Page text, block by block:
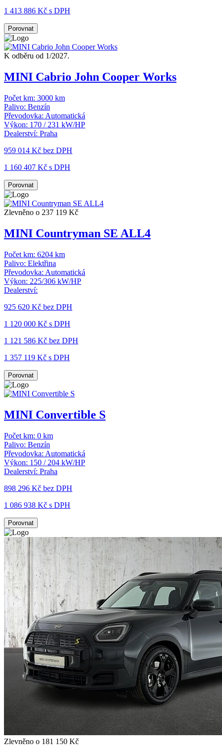
1 413 886 Kč s DPH
Porovnat
K odběru od 1/2027.
MINI Cabrio John Cooper Works
Počet km: 3000 km
Palivo: Benzín
Převodovka: Automatická
Výkon: 170 / 231 kW/HP
Dealerství: Praha
959 014 Kč bez DPH
1 160 407 Kč s DPH
Porovnat
Zlevněno o 237 119 Kč
MINI Countryman SE ALL4
Počet km: 6204 km
Palivo: Elektřina
Převodovka: Automatická
Výkon: 225/306 kW/HP
Dealerství:
925 620 Kč bez DPH
1 120 000 Kč s DPH
1 121 586 Kč bez DPH
1 357 119 Kč s DPH
Porovnat
MINI Convertible S
Počet km: 0 km
Palivo: Benzín
Převodovka: Automatická
Výkon: 150 / 204 kW/HP
Dealerství: Praha
898 296 Kč bez DPH
1 086 938 Kč s DPH
Porovnat
Zlevněno o 181 150 Kč